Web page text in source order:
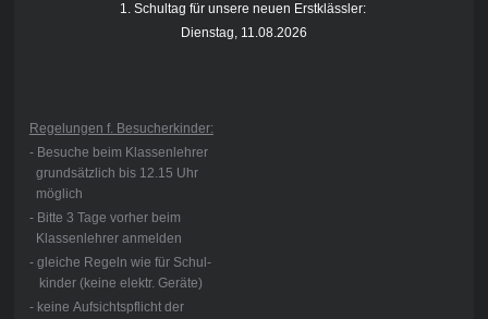
1. Schultag für unsere neuen Erstklässler:
Dienstag, 11.08.2026
Regelungen f. Besucherkinder:
- Besuche beim Klassenlehrer
grundsätzlich bis 12.15 Uhr
möglich
- Bitte 3 Tage vorher beim
Klassenlehrer anmelden
- gleiche Regeln wie für Schul-
kinder (keine elektr. Geräte)
- keine Aufsichtspflicht der